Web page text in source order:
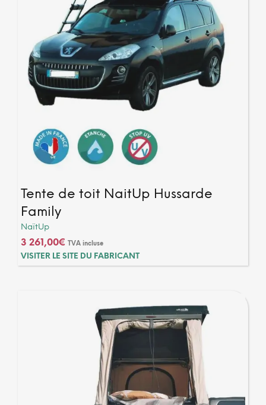
Tente de toit NaitUp Hussarde
Family
NaïtUp
3 261,00€ TVA incluse
VISITER LE SITE DU FABRICANT